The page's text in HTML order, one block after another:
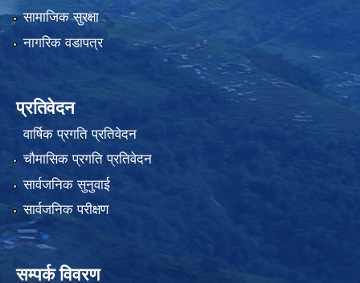
सामाजिक सुरक्षा
नागरिक वडापत्र
प्रतिवेदन
वार्षिक प्रगति प्रतिवेदन
चौमासिक प्रगति प्रतिवेदन
सार्वजनिक सुनुवाई
सार्वजनिक परीक्षण
सम्पर्क विवरण